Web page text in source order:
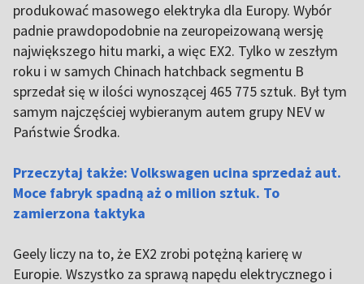
produkować masowego elektryka dla Europy. Wybór
padnie prawdopodobnie na zeuropeizowaną wersję
największego hitu marki, a więc EX2. Tylko w zeszłym
roku i w samych Chinach hatchback segmentu B
sprzedał się w ilości wynoszącej 465 775 sztuk. Był tym
samym najczęściej wybieranym autem grupy NEV w
Państwie Środka.
Przeczytaj także: Volkswagen ucina sprzedaż aut.
Moce fabryk spadną aż o milion sztuk. To
zamierzona taktyka
Geely liczy na to, że EX2 zrobi potężną karierę w
Europie. Wszystko za sprawą napędu elektrycznego i